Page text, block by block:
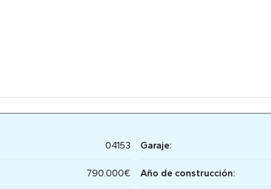
04153
790.000€
Garaje:
Año de construcción: